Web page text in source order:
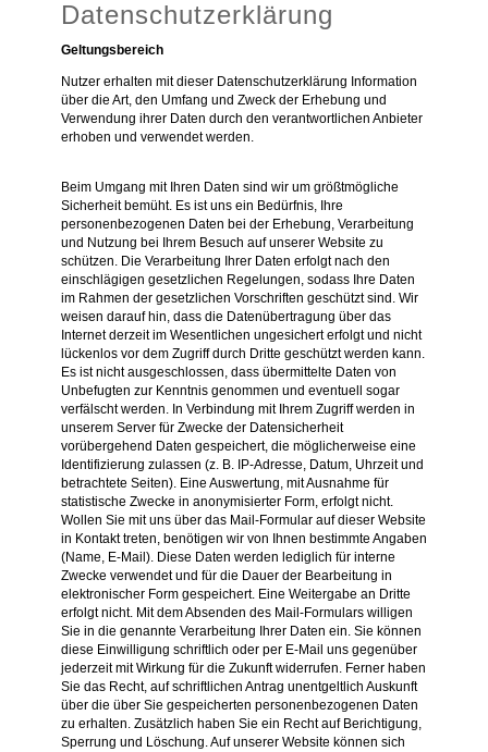
Datenschutzerklärung
Geltungsbereich
Nutzer erhalten mit dieser Datenschutzerklärung Information
über die Art, den Umfang und Zweck der Erhebung und
Verwendung ihrer Daten durch den verantwortlichen Anbieter
erhoben und verwendet werden.
Beim Umgang mit Ihren Daten sind wir um größtmögliche
Sicherheit bemüht. Es ist uns ein Bedürfnis, Ihre
personenbezogenen Daten bei der Erhebung, Verarbeitung
und Nutzung bei Ihrem Besuch auf unserer Website zu
schützen. Die Verarbeitung Ihrer Daten erfolgt nach den
einschlägigen gesetzlichen Regelungen, sodass Ihre Daten
im Rahmen der gesetzlichen Vorschriften geschützt sind. Wir
weisen darauf hin, dass die Datenübertragung über das
Internet derzeit im Wesentlichen ungesichert erfolgt und nicht
lückenlos vor dem Zugriff durch Dritte geschützt werden kann.
Es ist nicht ausgeschlossen, dass übermittelte Daten von
Unbefugten zur Kenntnis genommen und eventuell sogar
verfälscht werden. In Verbindung mit Ihrem Zugriff werden in
unserem Server für Zwecke der Datensicherheit
vorübergehend Daten gespeichert, die möglicherweise eine
Identifizierung zulassen (z. B. IP-Adresse, Datum, Uhrzeit und
betrachtete Seiten). Eine Auswertung, mit Ausnahme für
statistische Zwecke in anonymisierter Form, erfolgt nicht.
Wollen Sie mit uns über das Mail-Formular auf dieser Website
in Kontakt treten, benötigen wir von Ihnen bestimmte Angaben
(Name, E-Mail). Diese Daten werden lediglich für interne
Zwecke verwendet und für die Dauer der Bearbeitung in
elektronischer Form gespeichert. Eine Weitergabe an Dritte
erfolgt nicht. Mit dem Absenden des Mail-Formulars willigen
Sie in die genannte Verarbeitung Ihrer Daten ein. Sie können
diese Einwilligung schriftlich oder per E-Mail uns gegenüber
jederzeit mit Wirkung für die Zukunft widerrufen. Ferner haben
Sie das Recht, auf schriftlichen Antrag unentgeltlich Auskunft
über die über Sie gespeicherten personenbezogenen Daten
zu erhalten. Zusätzlich haben Sie ein Recht auf Berichtigung,
Sperrung und Löschung. Auf unserer Website können sich